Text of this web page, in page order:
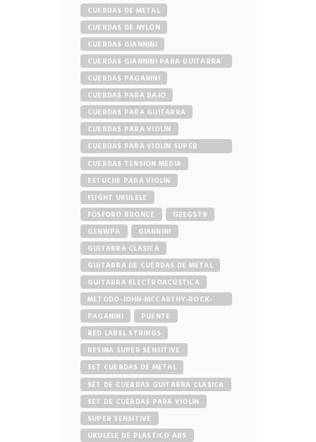
CUERDAS DE METAL
CUERDAS DE NYLON
CUERDAS GIANNINI
CUERDAS GIANNINI PARA GUITARRA
ELÉCTRICA
CUERDAS PAGANINI
CUERDAS PARA BAJO
CUERDAS PARA GUITARRA
CUERDAS PARA VIOLÍN
CUERDAS PARA VIOLÍN SUPER
SENSITIVE
CUERDAS TENSIÓN MEDIA
ESTUCHE PARA VIOLÍN
FLIGHT UKULELE
FÓSFORO BRONCE
GEEGST9
GENWPA
GIANNINI
GUITARRA CLÁSICA
GUITARRA DE CUERDAS DE METAL
GUITARRA ELECTROACÚSTICA
METODO-JOHN-MCCARTHY-ROCK-
GUITAR
PAGANINI
PUENTE
RED LABEL STRINGS
RESINA SUPER SENSITIVE
SET CUERDAS DE METAL
SET DE CUERDAS GUITARRA CLASICA
SET DE CUERDAS PARA VIOLÍN
SUPER SENSITIVE
UKULELE DE PLASTICO ABS